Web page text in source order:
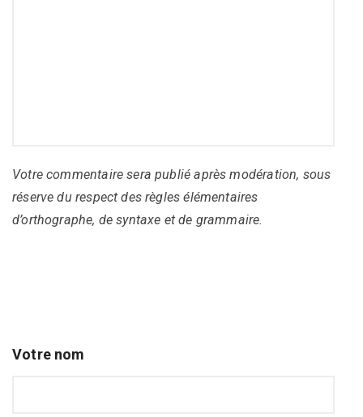
Votre commentaire sera publié après modération, sous
réserve du respect des règles élémentaires
d’orthographe, de syntaxe et de grammaire.
Votre nom